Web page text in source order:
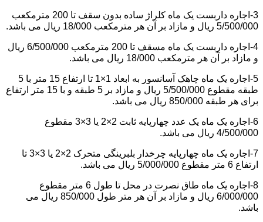
3-اجاره داربست یک ماه کلراژ ساده بدون سقف تا 200 مترمکعب
5/500/000 ریال و مازاد بر آن هر مترمکعب 18/000 ریال می باشد.
4-اجاره داربست یک ماه مسقف تا 200 مترمکعب 6/500/000 ریال
و مازاد بر آن هر مترمکعب 18/000 ریال می باشد.
5-اجاره یک ماه چاهک آسانسور به ابعاد 1×1 تا ارتفاع 15 متر با 5
طبقه مقطوع 5/500/000 ریال و مازاد بر 5 طبقه و با 15 متر ارتفاع
برای هر طبقه 850/000 ریال می باشد.
6-اجاره یک ماه یک عدد چهارپایه ثابت 2×2 یا 3×3 مقطوع
4/500/000 ریال می باشد.
7-اجاره یک ماه چهارپایه چرخدار بلبرینگی متحرک 2×2 یا 3×3 تا
ارتفاع 6 متر مقطوع 5/000/000 ریال می باشد.
8-اجاره یک ماه طاق نصرت در محل تا طول 6 متر مقطوع
6/000/000 ریال و مازاد بر آن هر متر طول 850/000 ریال می
باشد.